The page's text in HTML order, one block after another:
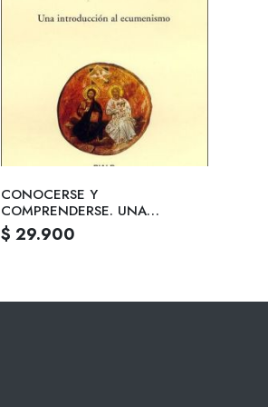
CONOCERSE Y
COMPRENDERSE. UNA
INTRODUCCION AL
ECUMENISMO
$ 29.900